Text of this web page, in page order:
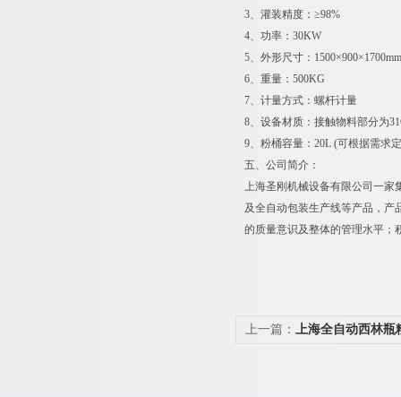
3、灌装精度：≥98%
4、功率：30KW
5、外形尺寸：
6、重量：500KG
7、计量方式：螺杆计量
8、设备材质：接触物料部分为
9、粉桶容量：20L (可根据需求
五、公司简介：
上海圣刚机械设备有限公司一家
及全自动包装生产线等产品，产
的质量意识及整体的管理水平；
上一篇： 上海全自动西林瓶